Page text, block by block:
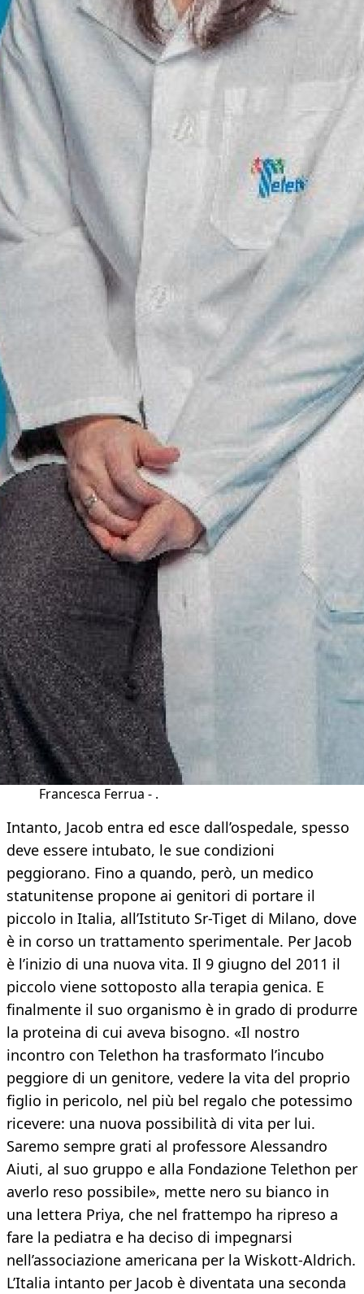
Francesca Ferrua - .
Intanto, Jacob entra ed esce dall’ospedale, spesso
deve essere intubato, le sue condizioni
peggiorano. Fino a quando, però, un medico
statunitense propone ai genitori di portare il
piccolo in Italia, all’Istituto Sr-Tiget di Milano, dove
è in corso un trattamento sperimentale. Per Jacob
è l’inizio di una nuova vita. Il 9 giugno del 2011 il
piccolo viene sottoposto alla terapia genica. E
finalmente il suo organismo è in grado di produrre
la proteina di cui aveva bisogno. «Il nostro
incontro con Telethon ha trasformato l’incubo
peggiore di un genitore, vedere la vita del proprio
figlio in pericolo, nel più bel regalo che potessimo
ricevere: una nuova possibilità di vita per lui.
Saremo sempre grati al professore Alessandro
Aiuti, al suo gruppo e alla Fondazione Telethon per
averlo reso possibile», mette nero su bianco in
una lettera Priya, che nel frattempo ha ripreso a
fare la pediatra e ha deciso di impegnarsi
nell’associazione americana per la Wiskott-Aldrich.
L’Italia intanto per Jacob è diventata una seconda